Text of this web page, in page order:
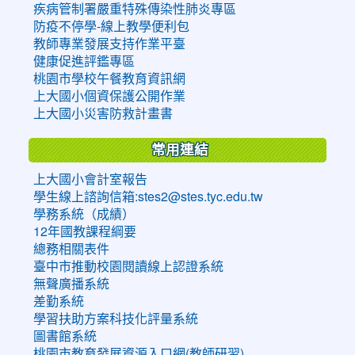
疾病管制署嚴重特殊傳染性肺炎專區
防疫不停學-線上教學便利包
教師專業發展支持作業平臺
健康促進評鑑專區
桃園市學校午餐教育資訊網
上大國小個資保護公開作業
上大國小災害防救計畫書
常用連結
上大國小會計室報告
學生線上諮詢信箱:stes2@stes.tyc.edu.tw
學務系統（成績）
12年國教課程綱要
總務相關表件
臺中市推動校園閱讀線上認證系統
無聲廣播系統
差勤系統
學習扶助方案科技化評量系統
圖書館系統